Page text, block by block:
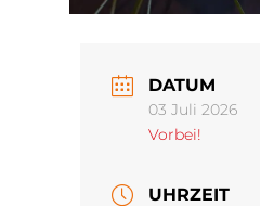
DATUM
03 Juli 2026
Vorbei!
UHRZEIT